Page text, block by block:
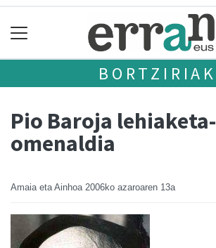
BORTZIRIAK
Pio Baroja lehiaketa-
omenaldia
Amaia eta Ainhoa 2006ko azaroaren 13a